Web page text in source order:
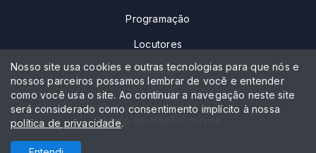
Programação
Locutores
Notícias
Contato
Pedido de oração, música
Nosso site usa cookies e outras tecnologias para que nós e
nossos parceiros possamos lembrar de você e entender
como você usa o site. Ao continuar a navegação neste site
será considerado como consentimento implícito à nossa
política de privacidade.